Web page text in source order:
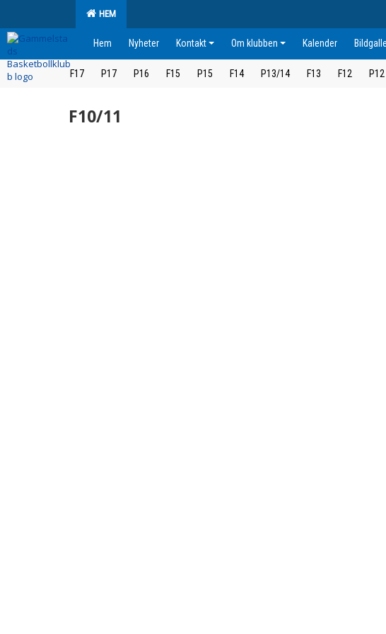
HEM
Hem Nyheter Kontakt Om klubben Kalender
F17 P17 P16 F15 P15 F14 P13/14 F13 F12 P12
F10/11